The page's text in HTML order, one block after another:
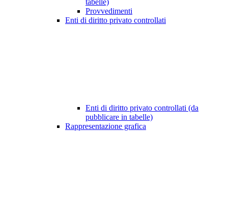
tabelle)
Provvedimenti
Enti di diritto privato controllati
Enti di diritto privato controllati (da
pubblicare in tabelle)
Rappresentazione grafica